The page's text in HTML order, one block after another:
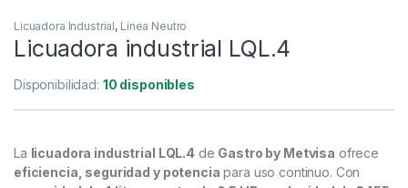
Licuadora Industrial, Línea Neutro
Licuadora industrial LQL.4
Disponibilidad: 10 disponibles
La licuadora industrial LQL.4de Gastro by Metvisa ofrece
eficiencia, seguridad y potencia para uso continuo. Con